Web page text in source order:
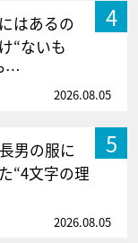
4
はあるの
“ないも
…
2026.08.05
5
男の服に
“4文字の理
2026.08.05